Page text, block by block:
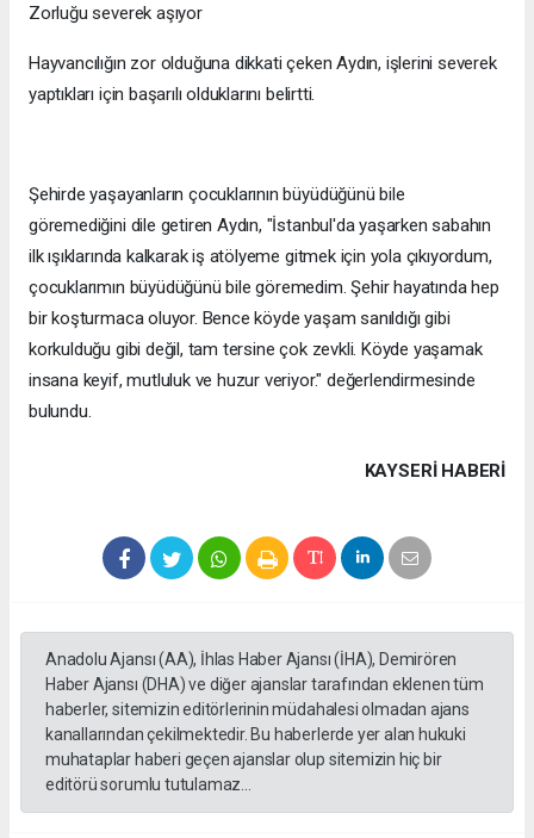
Zorluğu severek aşıyor
Hayvancılığın zor olduğuna dikkati çeken Aydın, işlerini severek
yaptıkları için başarılı olduklarını belirtti.
Şehirde yaşayanların çocuklarının büyüdüğünü bile
göremediğini dile getiren Aydın, "İstanbul'da yaşarken sabahın
ilk ışıklarında kalkarak iş atölyeme gitmek için yola çıkıyordum,
çocuklarımın büyüdüğünü bile göremedim. Şehir hayatında hep
bir koşturmaca oluyor. Bence köyde yaşam sanıldığı gibi
korkulduğu gibi değil, tam tersine çok zevkli. Köyde yaşamak
insana keyif, mutluluk ve huzur veriyor." değerlendirmesinde
bulundu.
KAYSERI HABERİ
Anadolu Ajansı (AA), İhlas Haber Ajansı (İHA), Demirören
Haber Ajansı (DHA) ve diğer ajanslar tarafından eklenen tüm
haberler, sitemizin editörlerinin müdahalesi olmadan ajans
kanallarından çekilmektedir. Bu haberlerde yer alan hukuki
muhataplar haberi geçen ajanslar olup sitemizin hiç bir
editörü sorumlu tutulamaz...